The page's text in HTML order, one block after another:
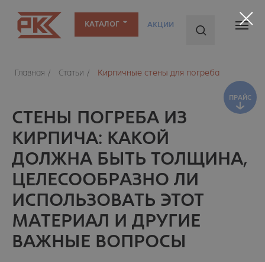
Главная / Статьи / Кирпичные стены для погреба
СТЕНЫ ПОГРЕБА ИЗ
КИРПИЧА: КАКОЙ
ДОЛЖНА БЫТЬ ТОЛЩИНА,
ЦЕЛЕСООБРАЗНО ЛИ
ИСПОЛЬЗОВАТЬ ЭТОТ
МАТЕРИАЛ И ДРУГИЕ
ВАЖНЫЕ ВОПРОСЫ